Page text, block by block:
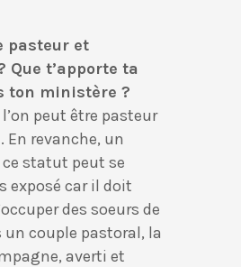
pasteur et
Que t’apporte ta
ton ministère ?
peut être pasteur
En revanche, un
statut peut se
exposé car il doit
des soeurs de
un couple pastoral, la
averti et